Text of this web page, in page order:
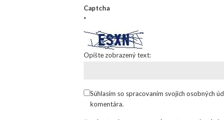
Captcha
*
Opíšte zobrazený text:
Súhlasím so spracovaním svojich osobných
komentára.